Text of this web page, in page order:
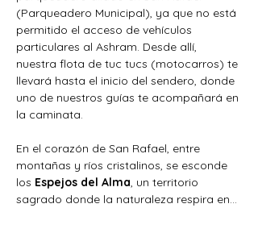
(Parqueadero Municipal), ya que no está
permitido el acceso de vehículos
particulares al Ashram. Desde allí,
nuestra flota de tuc tucs (motocarros) te
llevará hasta el inicio del sendero, donde
uno de nuestros guías te acompañará en
la caminata.
En el corazón de San Rafael, entre
montañas y ríos cristalinos, se esconde
los Espejos del Alma , un territorio
sagrado donde la naturaleza respira en…